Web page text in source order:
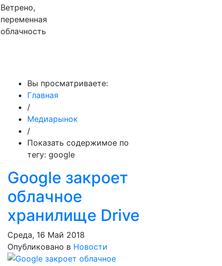
Ветрено,
переменная
облачность
Вы просматриваете:
Главная
/
Медиарынок
/
Показать содержимое по
тегу: google
Google закроет
облачное
хранилище Drive
Среда, 16 Май 2018
Опубликовано в Новости